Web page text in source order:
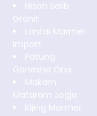
Nisan Salib
Granit
Lantai Marmer
Import
Patung
Ganesha Onix
Makam
Mataram Jogja
Kijing Marmer